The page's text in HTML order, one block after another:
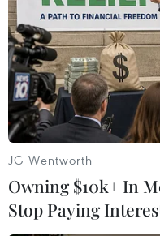
TIN LIÊN QUAN
JG Wentworth
Owning $10k+ In
Stop Paying